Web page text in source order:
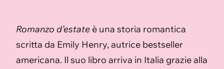
Romanzo d’estate è una storia romantica
scritta da Emily Henry, autrice bestseller
americana. Il suo libro arriva in Italia grazie alla